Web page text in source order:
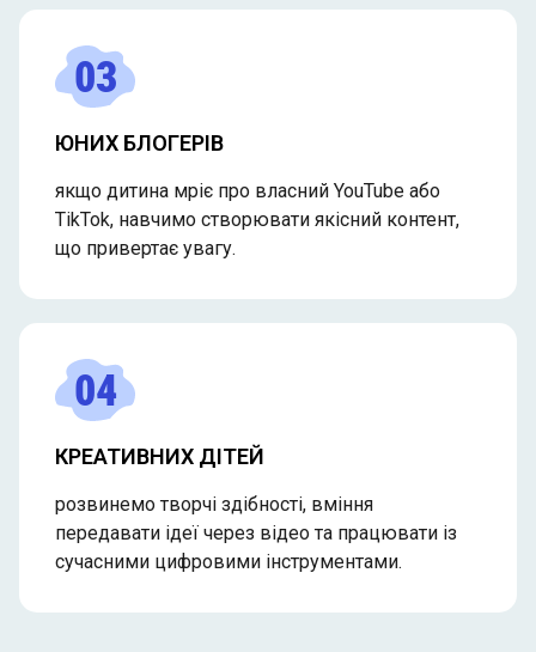
03
ЮНИХ БЛОГЕРІВ
якщо дитина мріє про власний YouTube або
TikTok, навчимо створювати якісний контент,
що привертає увагу.
04
КРЕАТИВНИХ ДІТЕЙ
розвинемо творчі здібності, вміння
передавати ідеї через відео та працювати із
сучасними цифровими інструментами.